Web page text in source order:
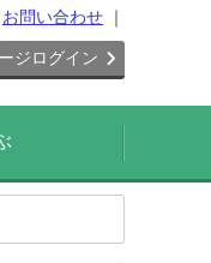
お問い合わせ
ジログイン